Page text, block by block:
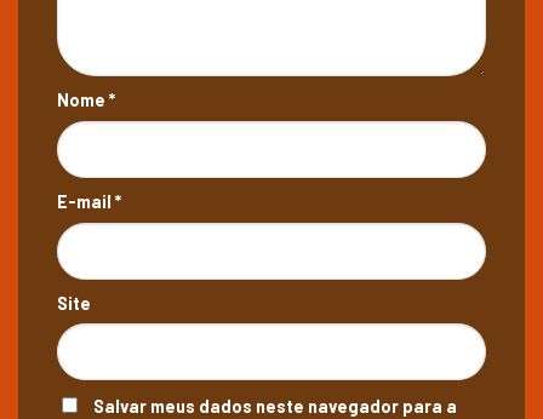
Nome *
E-mail *
Site
Salvar meus dados neste navegador para a